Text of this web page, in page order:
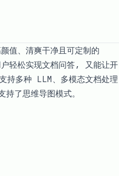
值、清爽干净且可定制的
轻松实现文档问答, 又能让开
多种 LLM、多模态文档处理
了思维导图模式。